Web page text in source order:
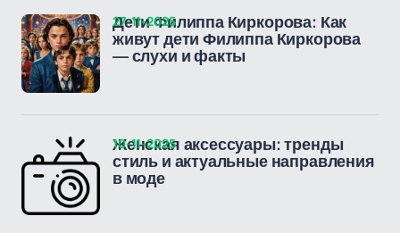
Дети Филиппа Киркорова: Как
живут дети Филиппа Киркорова
— слухи и факты
27-11-2025
Женская аксессуары: тренды
стиль и актуальные направления
в моде
10-11-2025